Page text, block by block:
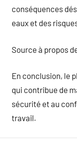
conséquences
eaux et des
Source à propos
En conclusion, le
qui contribue de
sécurité et au
travail.